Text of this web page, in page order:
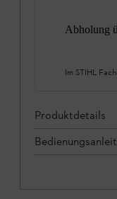
Abholung
Im STIHL
Produktdetails